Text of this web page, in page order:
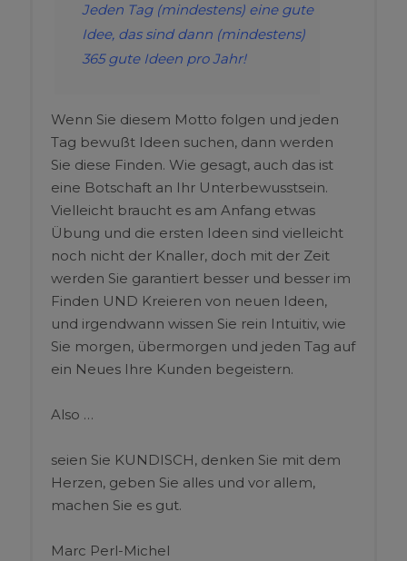
Jeden Tag (mindestens) eine gute
Idee, das sind dann (mindestens)
365 gute Ideen pro Jahr!
Wenn Sie diesem Motto folgen und jeden
Tag bewußt Ideen suchen, dann werden
Sie diese Finden. Wie gesagt, auch das ist
eine Botschaft an Ihr Unterbewusstsein.
Vielleicht braucht es am Anfang etwas
Übung und die ersten Ideen sind vielleicht
noch nicht der Knaller, doch mit der Zeit
werden Sie garantiert besser und besser im
Finden UND Kreieren von neuen Ideen,
und irgendwann wissen Sie rein Intuitiv, wie
Sie morgen, übermorgen und jeden Tag auf
ein Neues Ihre Kunden begeistern.
Also …
seien Sie KUNDISCH, denken Sie mit dem
Herzen, geben Sie alles und vor allem,
machen Sie es gut.
Marc Perl-Michel